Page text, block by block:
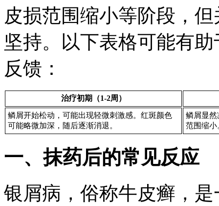
皮损范围缩小等阶段，
坚持。以下表格可能有
反馈：
治疗初期（1-2周）
鳞屑开始松动，可能出现轻微刺激感。红斑颜色
可能略微加深，随后逐渐消退。
鳞屑显然
范围缩小
一、抹药后的常见反应
银屑病，俗称牛皮癣，